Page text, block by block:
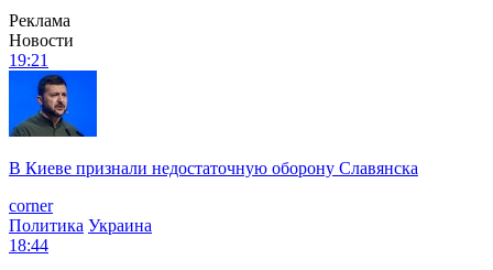
Реклама
Новости
19:21
В Киеве признали недостаточную оборону Славянска
corner
Политика Украина
18:44